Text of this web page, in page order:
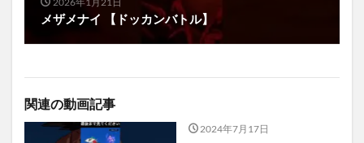
メザメナイ 【ドッカンバトル】
関連の動画記事
2024年7月17日